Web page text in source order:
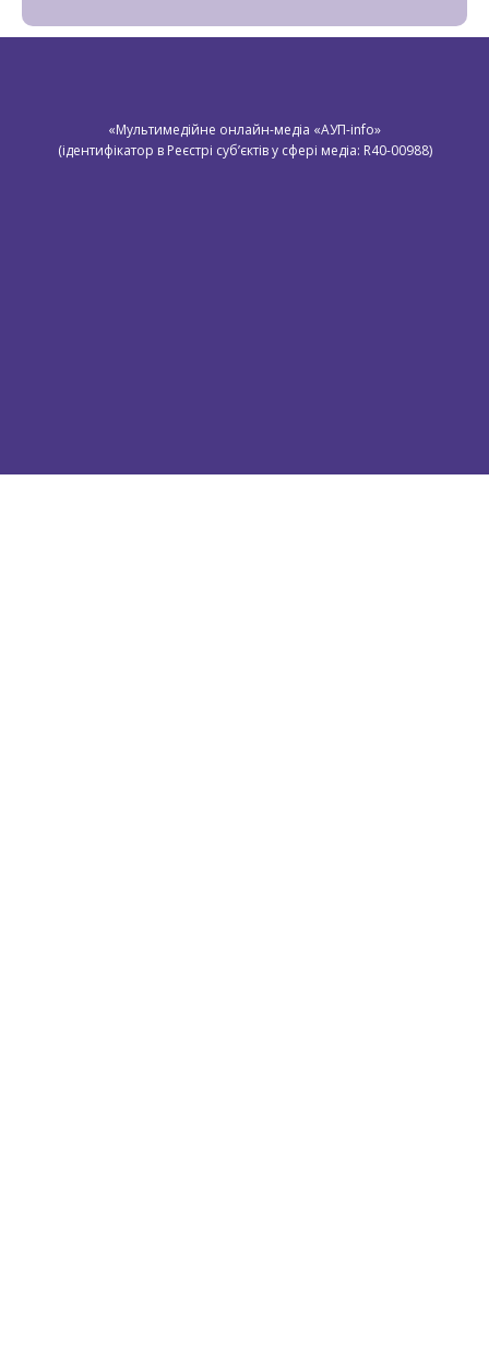
«Мультимедійне онлайн-медіа «АУП-info»
(ідентифікатор в Реєстрі суб’єктів у сфері медіа: R40-00988)